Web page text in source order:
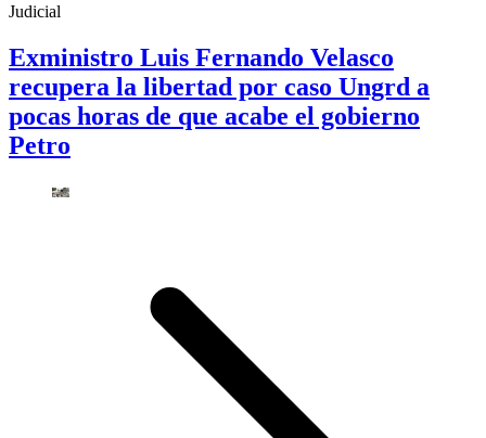
Judicial
Exministro Luis Fernando Velasco
recupera la libertad por caso Ungrd a
pocas horas de que acabe el gobierno
Petro